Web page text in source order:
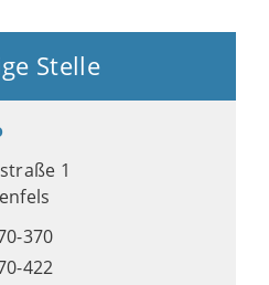
Stelle
1
370
422